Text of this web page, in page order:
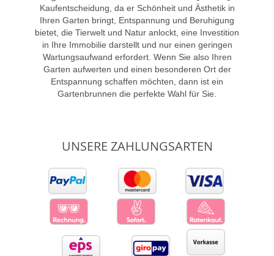
Kaufentscheidung, da er Schönheit und Ästhetik in
Ihren Garten bringt, Entspannung und Beruhigung
bietet, die Tierwelt und Natur anlockt, eine Investition
in Ihre Immobilie darstellt und nur einen geringen
Wartungsaufwand erfordert. Wenn Sie also Ihren
Garten aufwerten und einen besonderen Ort der
Entspannung schaffen möchten, dann ist ein
Gartenbrunnen die perfekte Wahl für Sie.
UNSERE ZAHLUNGSARTEN